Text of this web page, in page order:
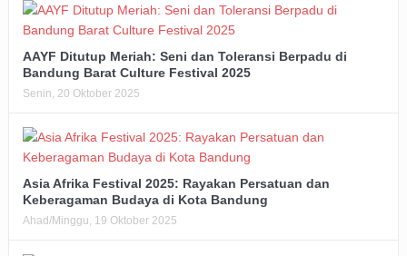
AAYF Ditutup Meriah: Seni dan Toleransi Berpadu di
Bandung Barat Culture Festival 2025
Senin, 20 Oktober 2025
Asia Afrika Festival 2025: Rayakan Persatuan dan
Keberagaman Budaya di Kota Bandung
Ahad/Minggu, 19 Oktober 2025